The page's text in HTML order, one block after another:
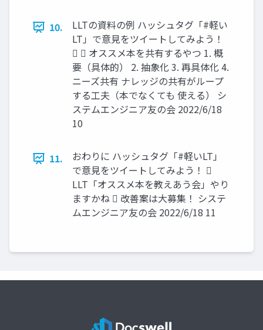
10.
LLTの資料の例 ハッシュタグ「#軽い
LT」で意見をツイートしてみよう！
  オススメ本を共有するやつ 1. 概
要（具体的） 2. 抽象化 3. 再具体化 4.
ニーズ共有 ナレッジの共有がループ
する工夫（本でなくても 使える） シ
ステムエンジニア友の会 2022/6/18
10
11.
おわりに ハッシュタグ「#軽いLT」
で意見をツイートしてみよう！ 
LLT「オススメ本を教えあう会」やり
ますかね  改善案は大募集！ システ
ムエンジニア友の会 2022/6/18 11